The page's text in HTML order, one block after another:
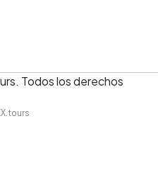
. Todos los derechos